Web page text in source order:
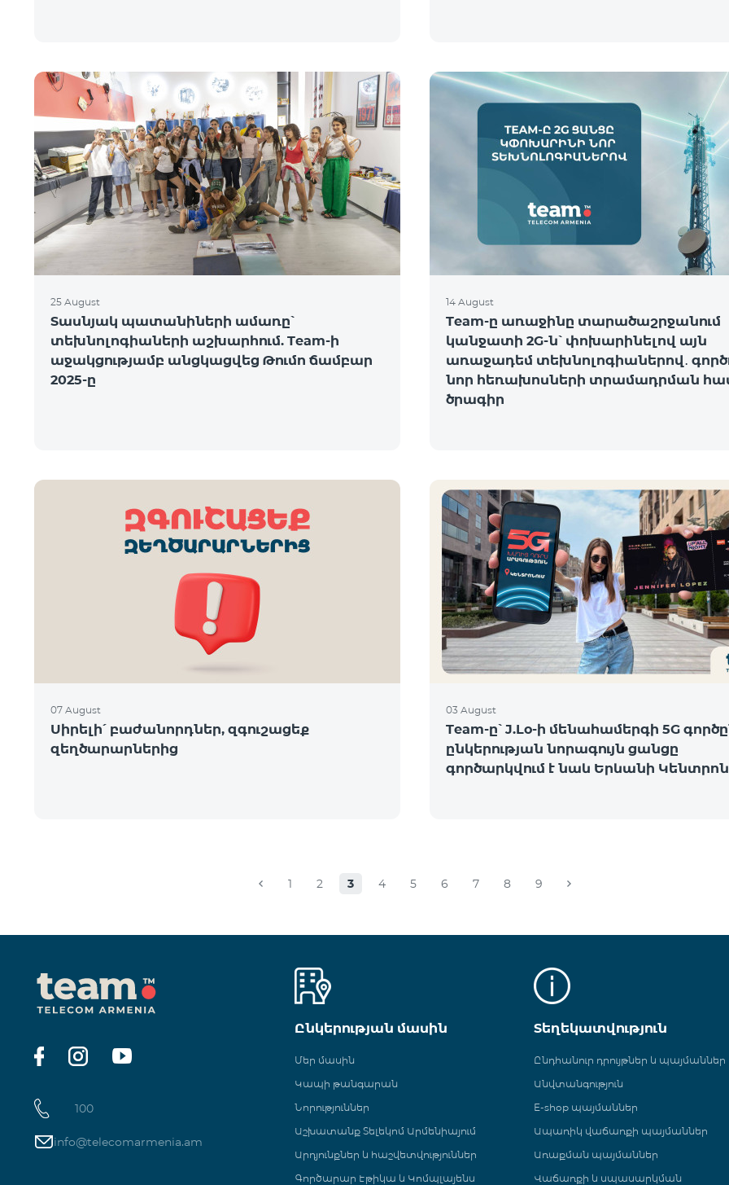
25 August
Տասնյակ պատանիների ամառը՝
տեխնոլոգիաների աշխարհում. Team-ի
աջակցությամբ անցկացվեց Թումո ճամբար
2025-ը
14 August
Team-ը առաջինը տարածաշրջանում
կանջատի 2G-ն՝ փոխարինելով այն
առաջադեմ տեխնոլոգիաներով․
նոր հեռախոսների տրամադրման
ծրագիր
07 August
Սիրելի՛ բաժանորդներ, զգուշացեք
զեղծարարներից
03 August
Team-ը՝ J.Lo-ի մենահամերգի 5G
ընկերության նորագույն ցանցը
գործարկվում է նաև Երևանի
1 2 3 4 5 6 7 8 9
100
info@telecomarmenia.am
Ընկերության մասին
Մեր մասին
Կապի թանգարան
Նորություններ
Աշխատանք Տելեկոմ Արմենիայում
Արդյունքներ և հաշվետվություններ
Գործարար Էթիկա և Կոմպլայենս
Տեղեկատվություն
Ընդհանուր դրույթներ և պայմաններ
Անվտանգություն
E-shop պայմաններ
Ապառիկ վաճառքի պայմաններ
Առաքման պայմաններ
Վաճառքի և սպասարկման